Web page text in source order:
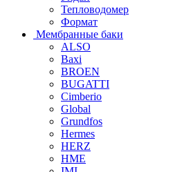
Тепловодомер
Формат
Мембранные баки
ALSO
Baxi
BROEN
BUGATTI
Cimberio
Global
Grundfos
Hermes
HERZ
HME